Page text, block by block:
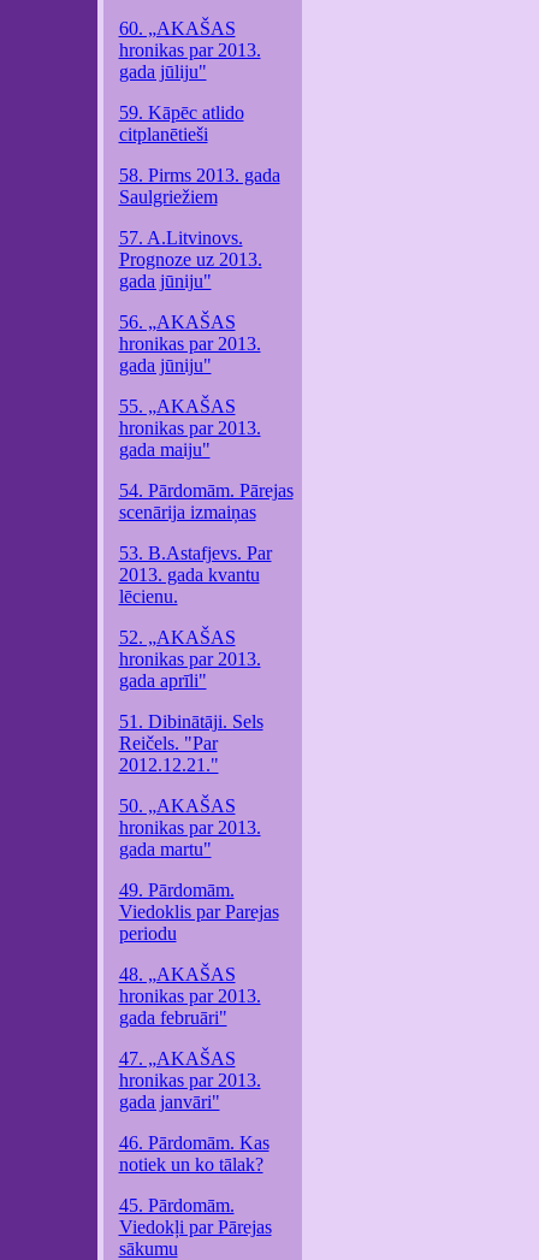
60. „AKAŠAS
hronikas par 2013.
gada jūliju"
59. Kāpēc atlido
citplanētieši
58. Pirms 2013. gada
Saulgriežiem
57. A.Litvinovs.
Prognoze uz 2013.
gada jūniju"
56. „AKAŠAS
hronikas par 2013.
gada jūniju"
55. „AKAŠAS
hronikas par 2013.
gada maiju"
54. Pārdomām. Pārejas
scenārija izmaiņas
53. B.Astafjevs. Par
2013. gada kvantu
lēcienu.
52. „AKAŠAS
hronikas par 2013.
gada aprīli"
51. Dibinātāji. Sels
Reičels. "Par
2012.12.21."
50. „AKAŠAS
hronikas par 2013.
gada martu"
49. Pārdomām.
Viedoklis par Parejas
periodu
48. „AKAŠAS
hronikas par 2013.
gada februāri"
47. „AKAŠAS
hronikas par 2013.
gada janvāri"
46. Pārdomām. Kas
notiek un ko tālak?
45. Pārdomām.
Viedokļi par Pārejas
sākumu